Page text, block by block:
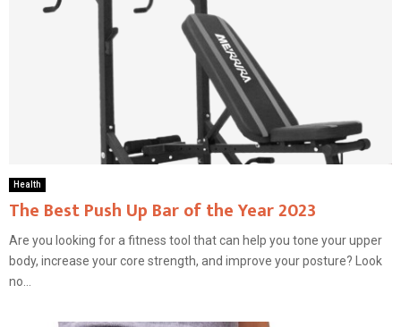
Health
The Best Push Up Bar of the Year 2023
Are you looking for a fitness tool that can help you tone your upper
body, increase your core strength, and improve your posture? Look
no...